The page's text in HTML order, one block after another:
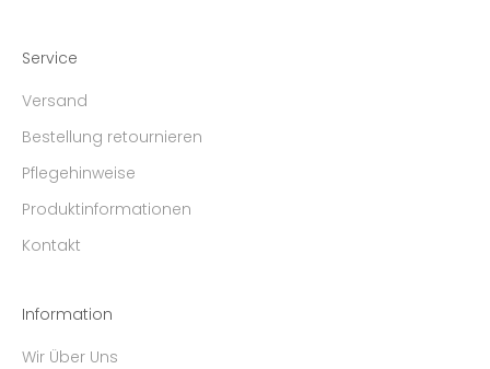
Service
Versand
Bestellung retournieren
Pflegehinweise
Produktinformationen
Kontakt
Information
Wir Über Uns